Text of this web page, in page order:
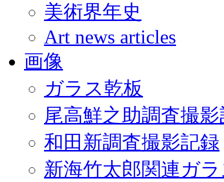
美術界年史
Art news articles
画像
ガラス乾板
尾高鮮之助調査撮
和田新調査撮影記録
新海竹太郎関連ガ